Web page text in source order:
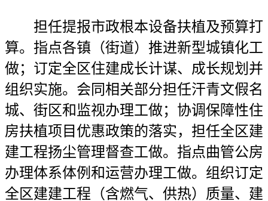
担任提报市政根本设备扶植及预算打
算。指点各镇（街道）推进新型城镇化工
做；订定全区住建成长计谋、成长规划并
组织实施。会同相关部分担任汗青文假名
城、街区和监视办理工做；协调保障性住
房扶植项目优惠政策的落实，担任全区建
建工程扬尘管理督查工做。指点曲管公房
办理体系体例和运营办理工做。组织订定
全区建建工程（含燃气、供热）质量、建